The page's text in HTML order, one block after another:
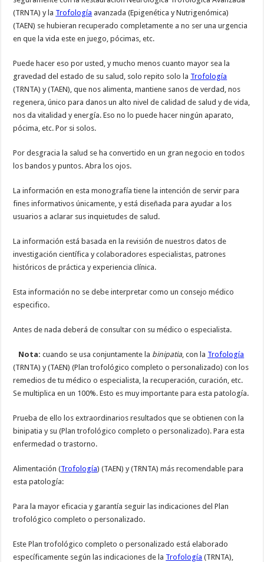
(TRNTA) y la Trofología avanzada (Epigenética y Nutrigenómica)
(TAEN) se hubieran recuperado completamente a no ser una urgencia
en que la vida este en juego, pócimas, etc.
Puede hacer eso por usted, y mucho menos cuanto mayor sea la
gravedad del estado de su salud, solo repito solo la Trofología
(TRNTA) y (TAEN), que nos alimenta, mantiene sanos de verdad, nos
regenera, único para danos un alto nivel de calidad de salud y de vida,
nos da vitalidad y energía. Eso no lo puede hacer ningún aparato,
pócima, etc. Por si solos.
Por desgracia la salud se ha convertido en un gran negocio en todos
los bandos y puntos. Abra los ojos.
La información en esta monografía tiene la intención de servir para
fines informativos únicamente, y está diseñada para ayudar a los
usuarios a aclarar sus inquietudes de salud.
La información está basada en la revisión de nuestros datos de
investigación científica y colaboradores especialistas, patrones
históricos de práctica y experiencia clínica.
Esta información no se debe interpretar como un consejo médico
especifico.
Antes de nada deberá de consultar con su médico o especialista.
Nota:cuando se usa conjuntamente la binipatia, con la Trofología
(TRNTA) y (TAEN) (Plan trofológico completo o personalizado) con los
remedios de tu médico o especialista, la recuperación, curación, etc.
Se multiplica en un 100%. Esto es muy importante para esta patología.
Prueba de ello los extraordinarios resultados que se obtienen con la
binipatia y su (Plan trofológico completo o personalizado). Para esta
enfermedad o trastorno.
Alimentación (Trofología) (TAEN) y (TRNTA) más recomendable para
esta patología:
Para la mayor eficacia y garantía seguir las indicaciones del Plan
trofológico completo o personalizado.
Este Plan trofológico completo o personalizado está elaborado
específicamente según las indicaciones de la Trofología (TRNTA),